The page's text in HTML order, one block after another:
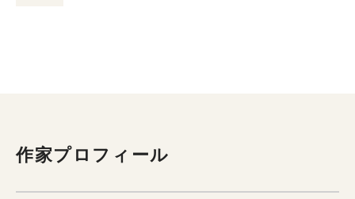
作家プロフィール